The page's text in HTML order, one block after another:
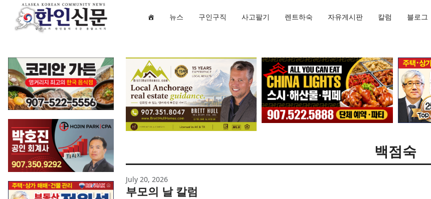
뉴스 구인구직 사고팔기 렌트하숙 자유게시판 칼럼 블로그
백점숙
July 20, 2026
부모의 날 칼럼